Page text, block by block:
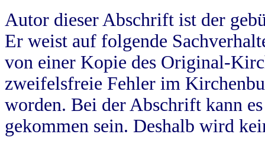
Autor dieser Abschrift ist der
Er weist auf folgende
von einer Kopie des Original-
zweifelsfreie Fehler im
worden. Bei der Abschrift kann
gekommen sein. Deshalb wird